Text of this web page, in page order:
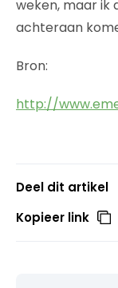
weken, maar ik
achteraan
Bron:
http://
Deel dit artikel
Kopieer link